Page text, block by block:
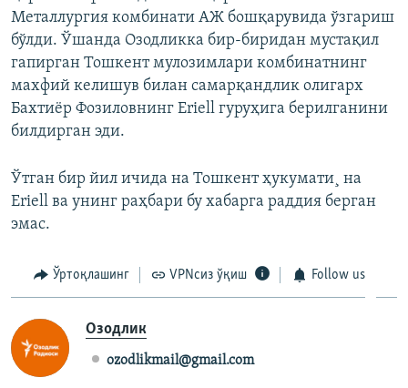
Металлургия комбинати АЖ бошқарувида ўзгариш
бўлди. Ўшанда Озодликка бир-биридан мустақил
гапирган Тошкент мулозимлари комбинатнинг
махфий келишув билан самарқандлик олигарх
Бахтиëр Фозиловнинг Eriell гуруҳига берилганини
билдирган эди.
Ўтган бир йил ичида на Тошкент ҳукумати¸ на
Eriell ва унинг раҳбари бу хабарга раддия берган
эмас.
Ўртоқлашинг VPNсиз ўқиш Follow us
Озодлик
ozodlikmail@gmail.com